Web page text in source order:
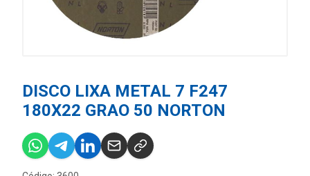
DISCO LIXA METAL 7 F247
180X22 GRAO 50 NORTON